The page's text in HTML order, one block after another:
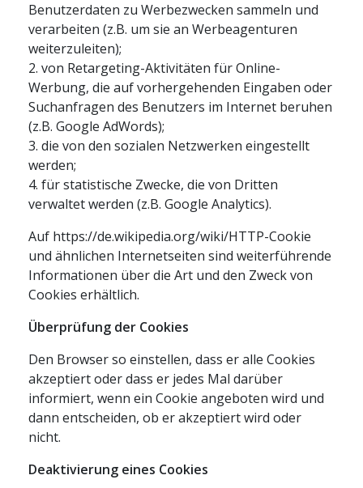
Benutzerdaten zu Werbezwecken sammeln und
verarbeiten (z.B. um sie an Werbeagenturen
weiterzuleiten);
2. von Retargeting-Aktivitäten für Online-
Werbung, die auf vorhergehenden Eingaben oder
Suchanfragen des Benutzers im Internet beruhen
(z.B. Google AdWords);
3. die von den sozialen Netzwerken eingestellt
werden;
4. für statistische Zwecke, die von Dritten
verwaltet werden (z.B. Google Analytics).
Auf https://de.wikipedia.org/wiki/HTTP-Cookie
und ähnlichen Internetseiten sind weiterführende
Informationen über die Art und den Zweck von
Cookies erhältlich.
Überprüfung der Cookies
Den Browser so einstellen, dass er alle Cookies
akzeptiert oder dass er jedes Mal darüber
informiert, wenn ein Cookie angeboten wird und
dann entscheiden, ob er akzeptiert wird oder
nicht.
Deaktivierung eines Cookies